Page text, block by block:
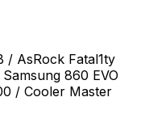
/ AsRock Fatal1ty
860 EVO
/ Cooler Master